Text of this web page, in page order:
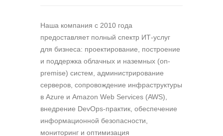
Наша компания c 2010 года
предоставляет полный спектр ИТ-услуг
для бизнеса: проектирование, построение
и поддержка облачных и наземных (on-
premise) систем, администрирование
серверов, сопровождение инфраструктуры
в Azure и Amazon Web Services (AWS),
внедрение DevOps-практик, обеспечение
информационной безопасности,
мониторинг и оптимизация